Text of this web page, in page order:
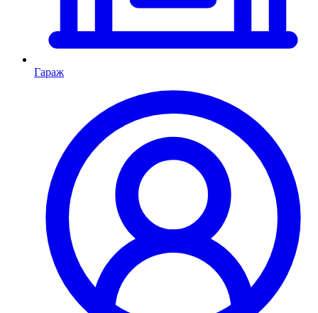
Гараж